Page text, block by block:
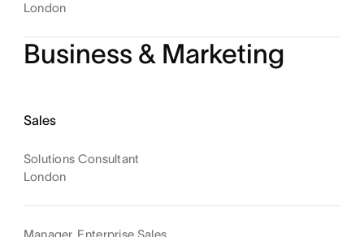
London
Business & Marketing
Sales
Solutions Consultant
London